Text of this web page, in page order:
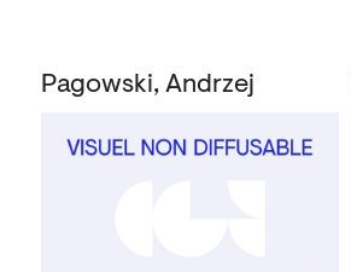
Pagowski, Andrzej